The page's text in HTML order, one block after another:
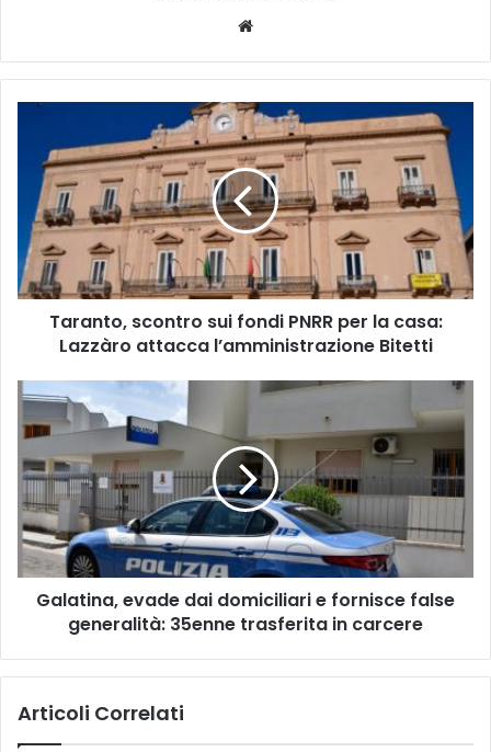
Taranto,
fondi
PNRR
per
la
casa:
Lazzàro
attacca
l’amministrazione
Taranto, scontro sui fondi PNRR per la casa:
Lazzàro attacca l’amministrazione Bitetti
Galatina,
dai
domiciliari
e
fornisce
false
generalità:
35enne
trasferita
Galatina, evade dai domiciliari e fornisce false
generalità: 35enne trasferita in carcere
Articoli Correlati